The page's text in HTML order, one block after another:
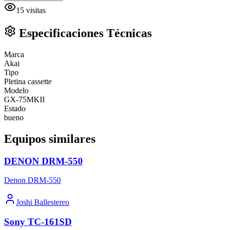
15 visitas
Especificaciones Técnicas
Marca
Akai
Tipo
Pletina cassette
Modelo
GX-75MKII
Estado
bueno
Equipos similares
DENON DRM-550
Denon DRM-550
Joshi Ballestereo
Sony TC-161SD